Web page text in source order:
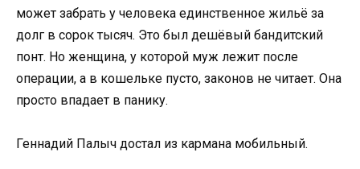
может забрать у человека единственное жильё за
долг в сорок тысяч. Это был дешёвый бандитский
понт. Но женщина, у которой муж лежит после
операции, а в кошельке пусто, законов не читает. Она
просто впадает в панику.
Геннадий Палыч достал из кармана мобильный.